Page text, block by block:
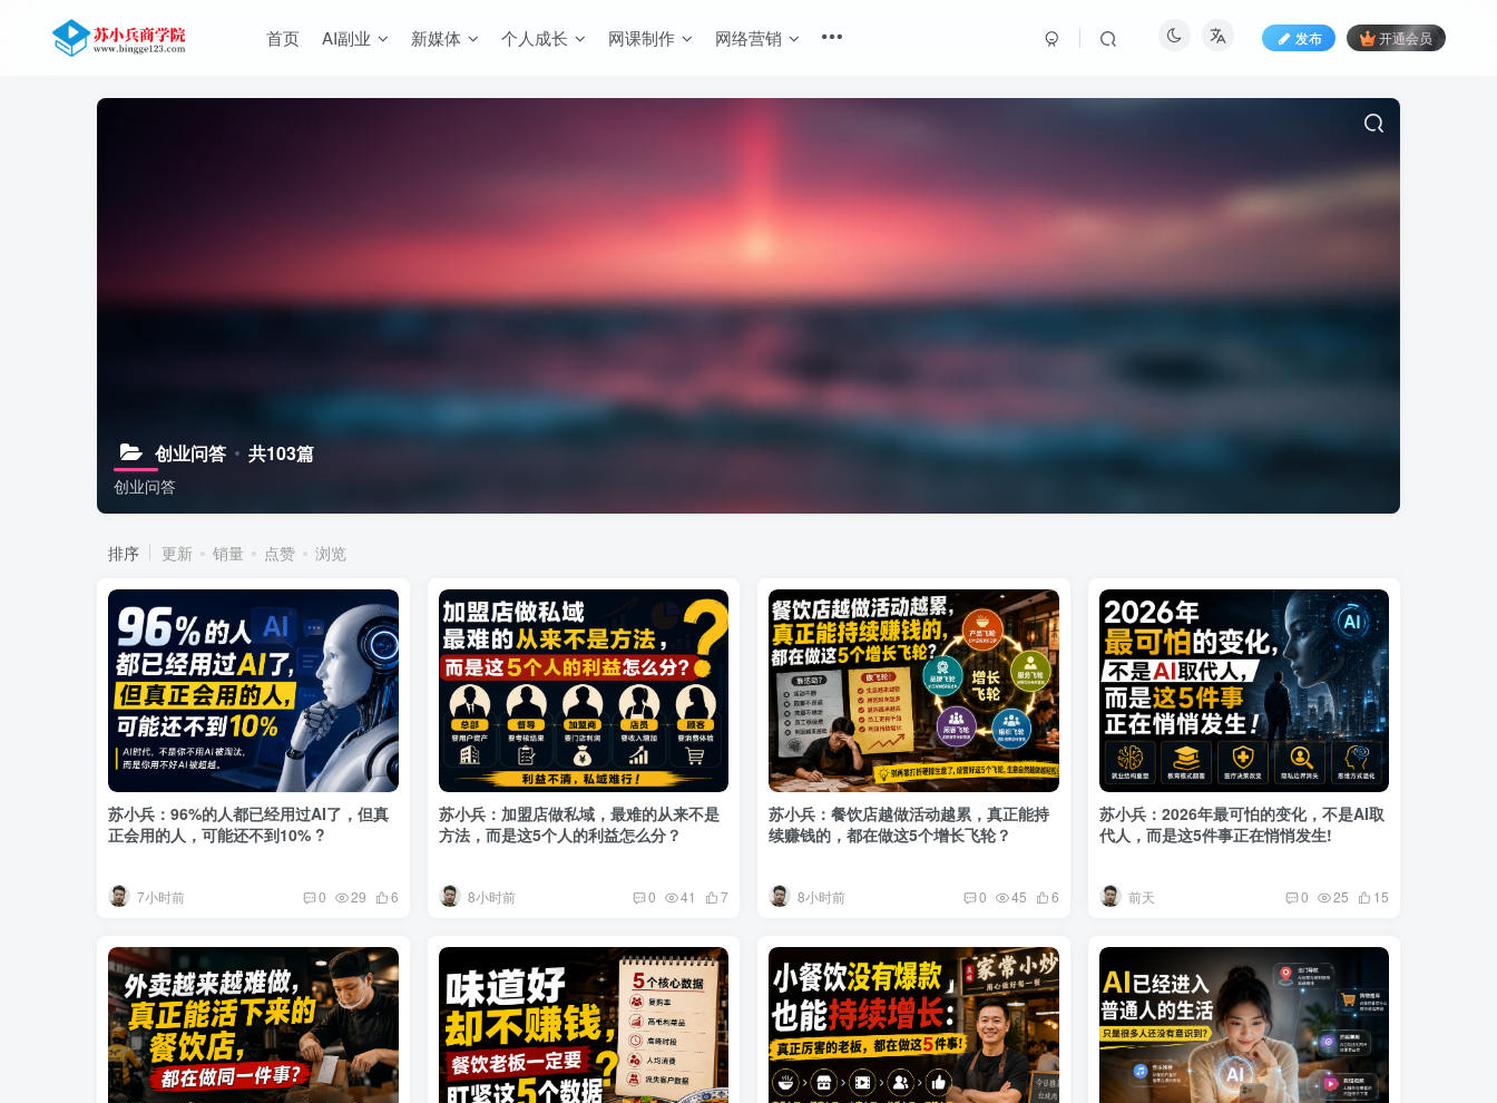
首页 AI副业 新媒体 个人成长 网课制作 网络营销 发布 开通会员
创业问答 共103篇
创业问答
排序 更新 销量 点赞 浏览
苏小兵：96%的人都已经用过AI了，但真
正会用的人，可能还不到10% ?
7小时前 0 29 6
苏小兵：加盟店做私域，最难的从来不是
方法，而是这5个人的利益怎么分？
8小时前 0 41 7
苏小兵：餐饮店越做活动越累，真正能持
续赚钱的，都在做这5个增长飞轮？
8小时前 0 45 6
苏小兵：2026年最可怕的变化，不是AI取
代人，而是这5件事正在悄悄发生!
前天 0 25 15